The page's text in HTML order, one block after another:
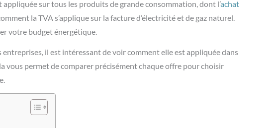
sur tous les produits de grande consommation, dont l’achat
la TVA s’applique sur la facture d’électricité et de gaz naturel.
votre budget énergétique.
il est intéressant de voir comment elle est appliquée dans
vous permet de comparer précisément chaque offre pour choisir